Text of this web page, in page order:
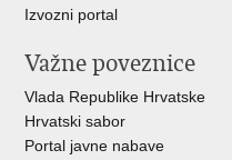
Izvozni portal
Važne poveznice
Vlada Republike Hrvatske
Hrvatski sabor
Portal javne nabave